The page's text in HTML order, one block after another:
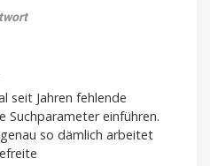
2027
integriert
seit Jahren fehlende
Suchparameter einführen.
so dämlich arbeitet